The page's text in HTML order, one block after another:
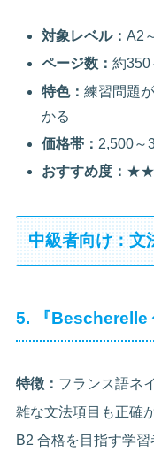
対象レベル：A2
ページ数：約350
特色：練習問題
かる
価格帯： 2,500～
おすすめ度：
中級者向け：文
5. 『Bescherelle
特徴： フランス語ネ
雑な文法項目も正確
B2 合格を目指す学習